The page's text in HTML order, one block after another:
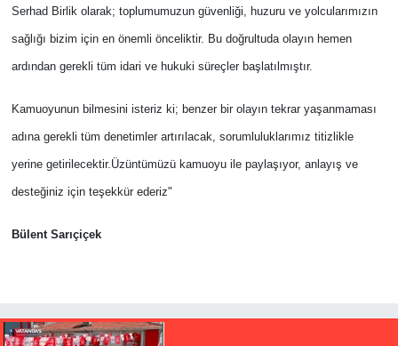
Serhad Birlik olarak; toplumumuzun güvenliği, huzuru ve yolcularımızın
sağlığı bizim için en önemli önceliktir. Bu doğrultuda olayın hemen
ardından gerekli tüm idari ve hukuki süreçler başlatılmıştır.
Kamuoyunun bilmesini isteriz ki; benzer bir olayın tekrar yaşanmaması
adına gerekli tüm denetimler artırılacak, sorumluluklarımız titizlikle
yerine getirilecektir.Üzüntümüzü kamuoyu ile paylaşıyor, anlayış ve
desteğiniz için teşekkür ederiz"
Bülent Sarıçiçek